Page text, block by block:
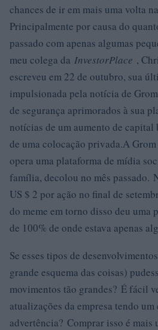
chances de ir em mais uma volta
Principalmente por causa do
passado com apenas algumas
meu colega da InvestorPlace ,
escreveu em 22 de outubro, sua
impulsionada pela notícia de
de segurança aprimorados à sua
notícias de um aumento de
de uma colocação privada.A
opera uma plataforma de mídia
família, decolou no mês passado.
US $ 2 por ação no final de
do meme em torno disso deu uma
de 100% de onde estava apenas
Se esses tipos de
grande esquema das coisas)
movimentos tão grandes? É fácil
atualizações da empresa tendo
advertência? Comprar isso é mais